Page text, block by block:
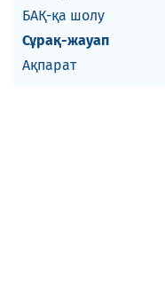
БАҚ-қа шолу
Сұрақ-жауап
Ақпарат